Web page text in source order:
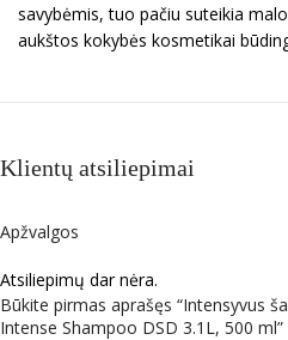
savybėmis, tuo pačiu suteikia
aukštos kokybės kosmetikai
Klientų atsiliepimai
Apžvalgos
Atsiliepimų dar nėra.
Būkite pirmas aprašęs “Intensyvus
Intense Shampoo DSD 3.1L, 500 ml”